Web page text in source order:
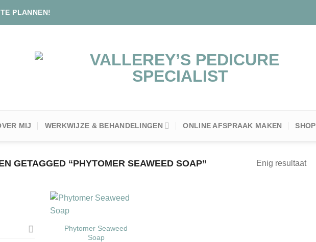
PLANNEN!
MIJ WERKWIJZE & BEHANDELINGEN ONLINE AFSPRAAK MAKEN SHOP
GETAGGED “PHYTOMER SEAWEED SOAP” Enig resultaat
Toevoegen
Phytomer Seaweed
Soap